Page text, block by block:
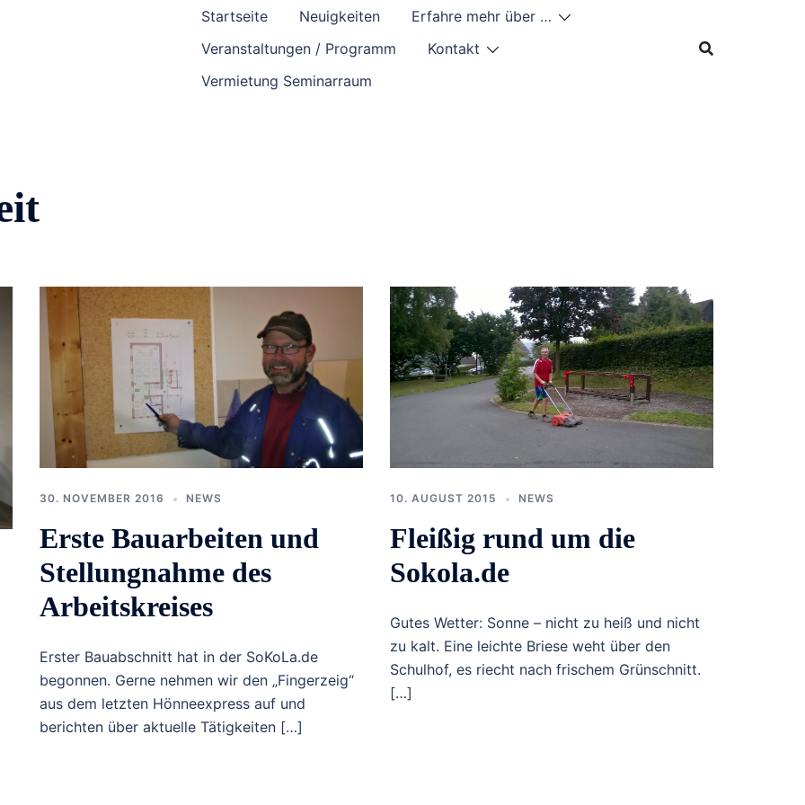
Startseite Neuigkeiten
Erfahre mehr über …
Veranstaltungen / Programm
Kontakt
Vermietung Seminarraum
30. NOVEMBER 2016 NEWS
Erste Bauarbeiten und
Stellungnahme des
Arbeitskreises
Erster Bauabschnitt hat in der SoKoLa.de
begonnen. Gerne nehmen wir den „Fingerzeig“
aus dem letzten Hönneexpress auf und
berichten über aktuelle Tätigkeiten […]
10. AUGUST 2015 NEWS
Fleißig rund um die
Sokola.de
Gutes Wetter: Sonne – nicht zu heiß und nicht
zu kalt. Eine leichte Briese weht über den
Schulhof, es riecht nach frischem Grünschnitt.
[…]